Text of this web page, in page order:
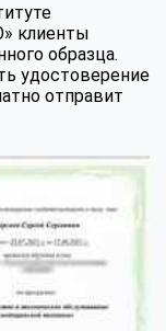
клиенты
образца.
удостоверение
отправит